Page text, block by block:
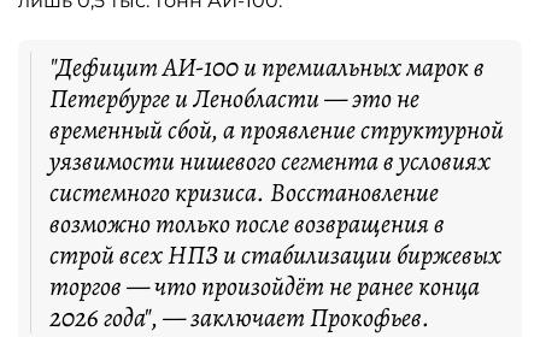
"Дефицит АИ-100 и премиальных марок в
Петербурге и Ленобласти — это не
временный сбой, а проявление структурной
уязвимости нишевого сегмента в условиях
системного кризиса. Восстановление
возможно только после возвращения в
строй всех НПЗ и стабилизации биржевых
торгов — что произойдёт не ранее конца
2026 года", — заключает Прокофьев.